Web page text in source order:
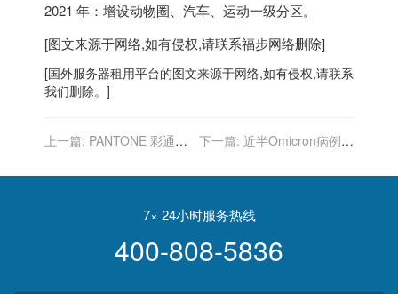
2021 年：增设动物圈、汽车、运动一级分区。
[图文来源于网络,如有侵权,请联系福步网络删除]
[国外服务器租用平台的图文来源于网络,如有侵权,请联系
我们删除。]
上一篇: PANTONE 彩通公
花蓝
下一篇: 近半Omicron病例在
苗
7× 24小时服务热线
400-808-5836